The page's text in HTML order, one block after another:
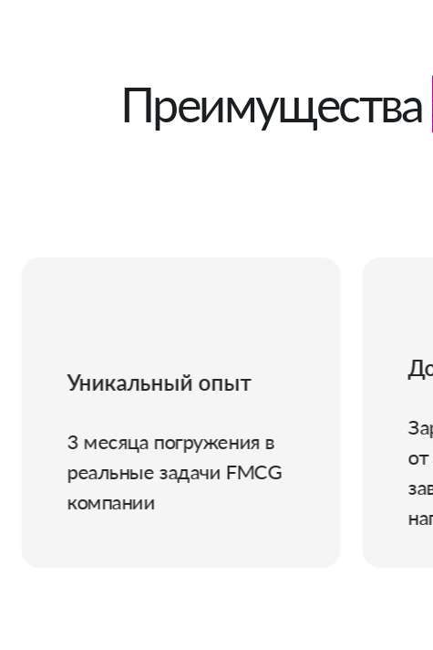
Преимущества
от 61.000₽ до 88.000₽ в
зависимости от